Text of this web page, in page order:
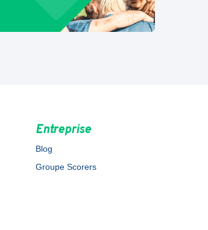
Entreprise
Blog
Groupe Scorers